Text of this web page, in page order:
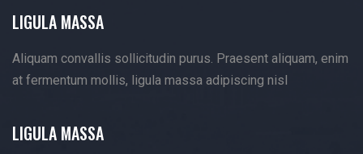
LIGULA MASSA
Aliquam convallis sollicitudin purus. Praesent aliquam, enim
at fermentum mollis, ligula massa adipiscing nisl
LIGULA MASSA